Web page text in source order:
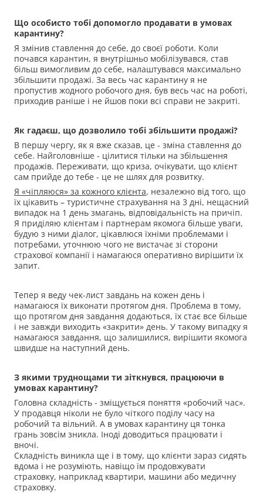
Що особисто тобі допомогло продавати в умовах
карантину?
Я змінив ставлення до себе, до своєї роботи. Коли
почався карантин, я внутрішньо мобілізувався, став
більш вимогливим до себе, налаштувався максимально
збільшити продажі. За весь час карантину я не
пропустив жодного робочого дня, був весь час на роботі,
приходив раніше і не йшов поки всі справи не закриті.
Як гадаєш, що дозволило тобі збільшити продажі?
В першу чергу, як я вже сказав, це - зміна ставлення до
себе. Найголовніше - цілитися тільки на збільшення
продажів. Переживати, що криза, очікувати, що клієнт
сам прийде до тебе - це не шлях для розвитку.
Я «чіпляюся» за кожного клієнта, незалежно від того, що
їх цікавить – туристичне страхування на 3 дні, нещасний
випадок на 1 день змагань, відповідальність на причіп.
Я приділяю клієнтам і партнерам якомога більше уваги,
будую з ними діалог, цікавлюся їхніми проблемами і
потребами, уточнюю чого не вистачає зі сторони
страхової компанії і намагаюся оперативно вирішити їх
запит.
Тепер я веду чек-лист завдань на кожен день і
намагаюся їх виконати протягом дня. Проблема в тому,
що протягом дня завдання додаються, їх стає все більше
і не завжди виходить «закрити» день. У такому випадку я
намагаюся завдання, що залишилися, вирішити якомога
швидше на наступний день.
З якими труднощами ти зіткнувся, працюючи в
умовах карантину?
Головна складність - зміщується поняття «робочий час».
У продавця ніколи не було чіткого поділу часу на
робочий та вільний. А в умовах карантину ця тонка
грань зовсім зникла. Іноді доводиться працювати і
вночі.
Складність виникла ще і в тому, що клієнти зараз сидять
вдома і не розуміють, навіщо їм продовжувати
страховку, наприклад квартири, машини або медичну
страховку.